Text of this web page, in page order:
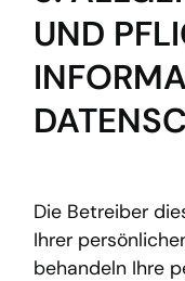
UND
Die Betreiber
Ihrer
behandeln Ihre